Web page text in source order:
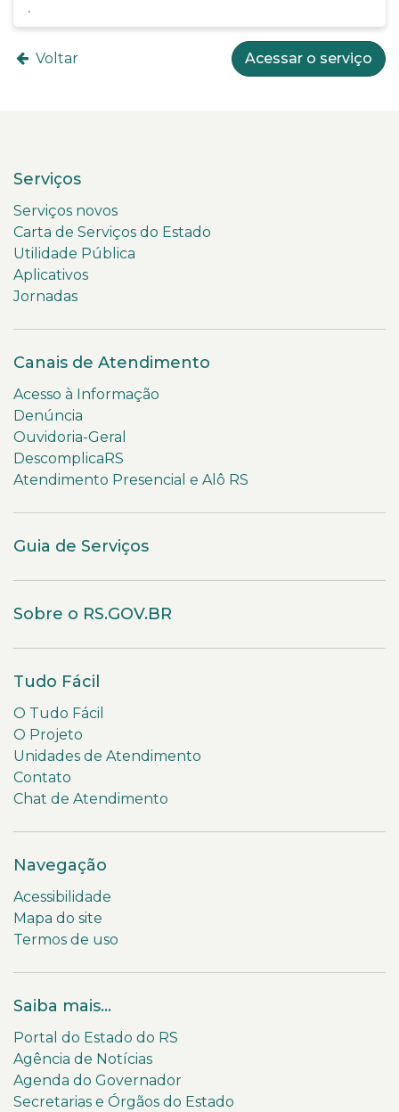
Voltar Acessar o serviço
Serviços
Serviços novos
Carta de Serviços do Estado
Utilidade Pública
Aplicativos
Jornadas
Canais de Atendimento
Acesso à Informação
Denúncia
Ouvidoria-Geral
DescomplicaRS
Atendimento Presencial e Alô RS
Guia de Serviços
Sobre o RS.GOV.BR
Tudo Fácil
O Tudo Fácil
O Projeto
Unidades de Atendimento
Contato
Chat de Atendimento
Navegação
Acessibilidade
Mapa do site
Termos de uso
Saiba mais...
Portal do Estado do RS
Agência de Notícias
Agenda do Governador
Secretarias e Órgãos do Estado